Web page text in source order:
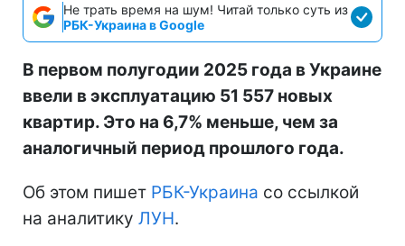
Не трать время на шум! Читай только суть из
РБК-Украина в Google
В первом полугодии 2025 года в Украине
ввели в эксплуатацию 51 557 новых
квартир. Это на 6,7% меньше, чем за
аналогичный период прошлого года.
Об этом пишет РБК-Украина со ссылкой
на аналитику ЛУН.